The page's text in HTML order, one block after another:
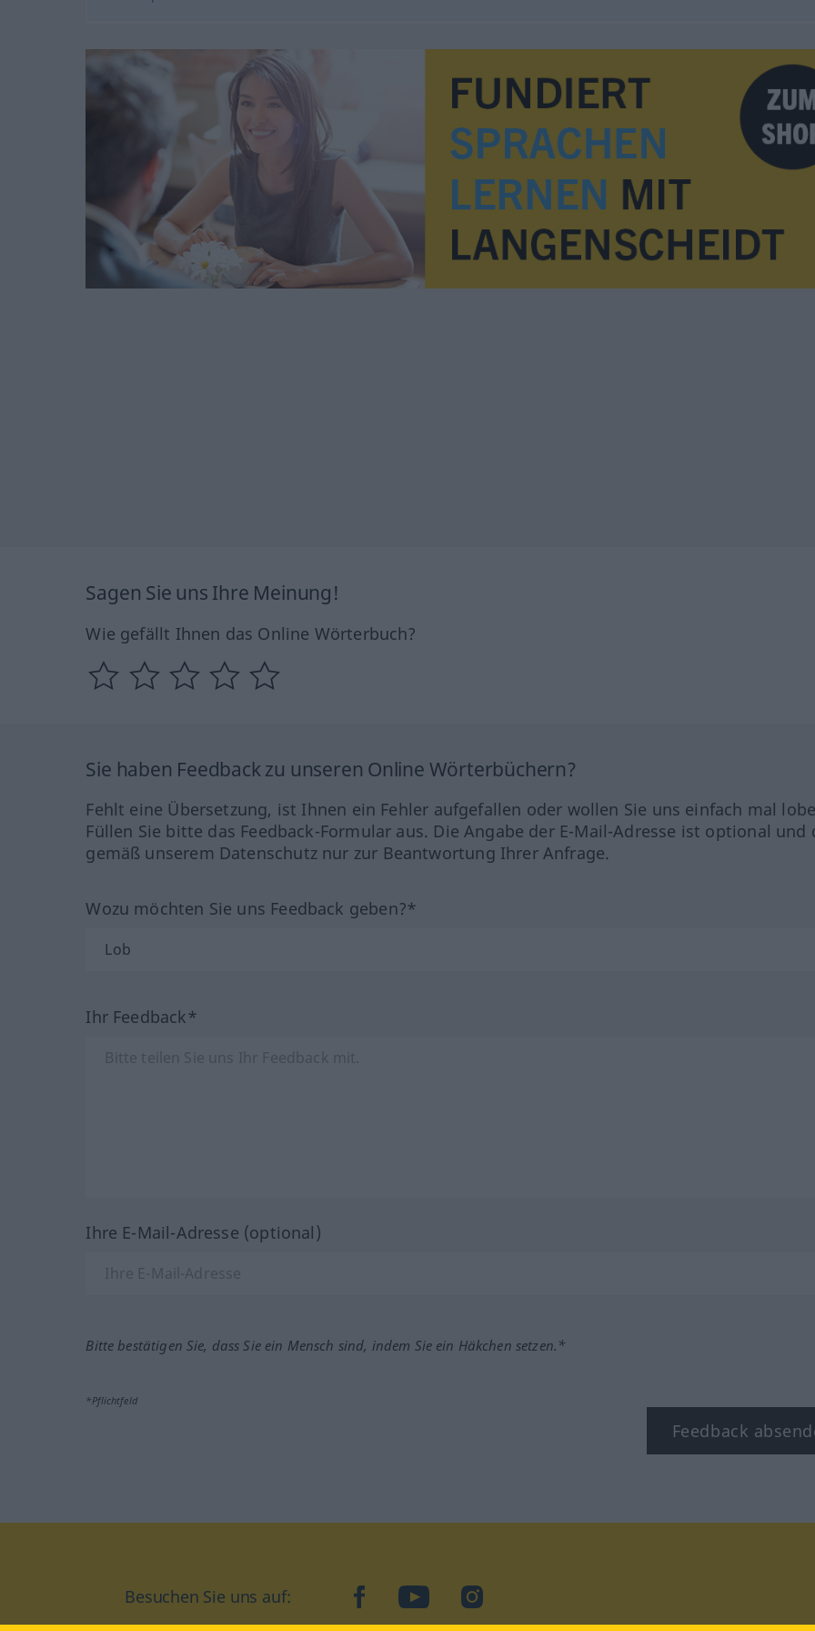
Sagen Sie uns Ihre Meinung!
Wie gefällt Ihnen das Online Wörterbuch?
Sie haben Feedback zu unseren Online Wörterbüchern?
Fehlt eine Übersetzung, ist Ihnen ein Fehler aufgefallen oder wollen Sie uns einfach mal
Füllen Sie bitte das Feedback-Formular aus. Die Angabe der E-Mail-Adresse ist optional und
gemäß unserem Datenschutz nur zur Beantwortung Ihrer Anfrage.
Wozu möchten Sie uns Feedback geben?*
Ihr Feedback*
Ihre E-Mail-Adresse (optional)
Bitte bestätigen Sie, dass Sie ein Mensch sind, indem Sie ein Häkchen setzen.*
*Pflichtfeld
Feedback
Besuchen Sie uns auf: facebookYouTubeInstagram